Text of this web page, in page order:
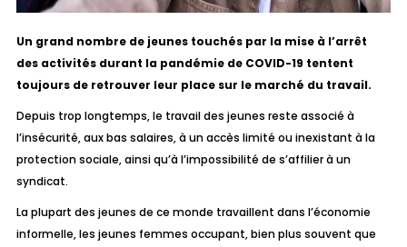
Un grand nombre de jeunes touchés par la mise à l’arrêt
des activités durant la pandémie de COVID-19 tentent
toujours de retrouver leur place sur le marché du travail.
Depuis trop longtemps, le travail des jeunes reste associé à
l’insécurité, aux bas salaires, à un accès limité ou inexistant à la
protection sociale, ainsi qu’à l’impossibilité de s’affilier à un
syndicat.
La plupart des jeunes de ce monde travaillent dans l’économie
informelle, les jeunes femmes occupant, bien plus souvent que